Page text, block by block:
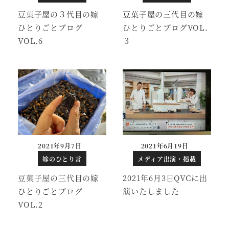
豆菓子屋の３代目の嫁
ひとりごとブログ
VOL.6
豆菓子屋の三代目の嫁
ひとりごとブログVOL.
３
豆菓子屋の三代目の嫁
ひとりごとブログ
VOL.2
投稿日
2021年9月7日
嫁のひとり言
2021年6月3日QVCに出
演いたしました
投稿日
2021年6月19日
メディア出演・掲載